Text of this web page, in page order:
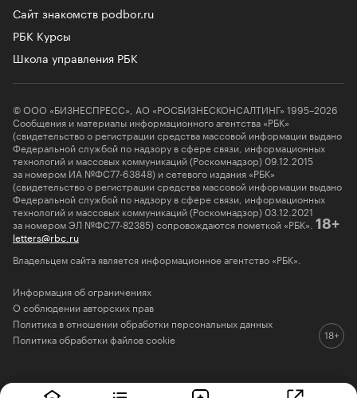
Сайт знакомств podbor.ru
РБК Курсы
Школа управления РБК
© ООО «БИЗНЕСПРЕСС», АО «РОСБИЗНЕСКОНСАЛТИНГ» 1995–2026
Сообщения и материалы информационного агентства «РБК»
(свидетельство о регистрации средства массовой информации выдано
Федеральной службой по надзору в сфере связи, информационных
технологий и массовых коммуникаций (Роскомнадзор) 09.12.2015
за номером ИА №ФС77-63848) и сетевого издания «РБК»
(свидетельство о регистрации средства массовой информации выдано
Федеральной службой по надзору в сфере связи, информационных
технологий и массовых коммуникаций (Роскомнадзор) 03.12.2021
за номером ЭЛ №ФС77-82385) сопровождаются пометкой «РБК». 18+
letters@rbc.ru
Владельцем сайта является информационное агентство «РБК».
Информация об ограничениях
О соблюдении авторских прав
Политика в отношении обработки персональных данных
Политика обработки файлов cookie